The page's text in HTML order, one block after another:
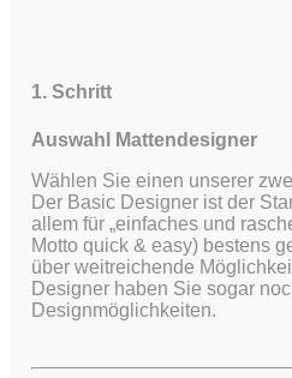
1. Schritt
Auswahl Mattendesigner
Wählen Sie einen unserer
Der Basic Designer ist der
allem für „einfaches und
Motto quick & easy) bestens
über weitreichende
Designer haben Sie sogar
Designmöglichkeiten.